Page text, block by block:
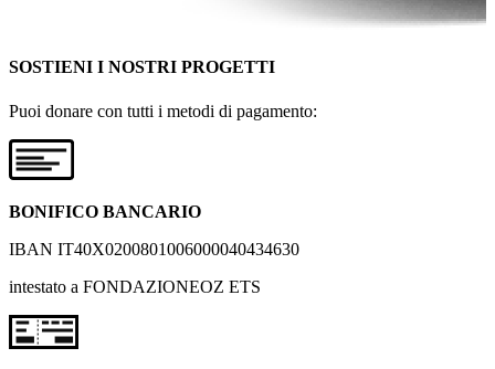
SOSTIENI I NOSTRI PROGETTI
Puoi donare con tutti i metodi di pagamento:
BONIFICO BANCARIO
IBAN IT40X0200801006000040434630
intestato a FONDAZIONEOZ ETS